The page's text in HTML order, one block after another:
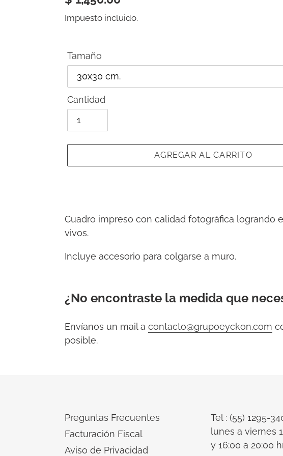
habitual
Impuesto incluido.
Tamaño
Cantidad
AGREGAR AL CARRITO
el
producto
tu
compra
Cuadro impreso con calidad fotográfica logrando
vivos.
Incluye accesorio para colgarse a muro.
¿No encontraste la medida que
Envíanos un mail a contacto@grupoeyckon.com
posible.
Preguntas Frecuentes
Facturación Fiscal
Aviso de Privacidad
Tel : (55) 1295-
lunes a viernes
y 16:00 a 20:00